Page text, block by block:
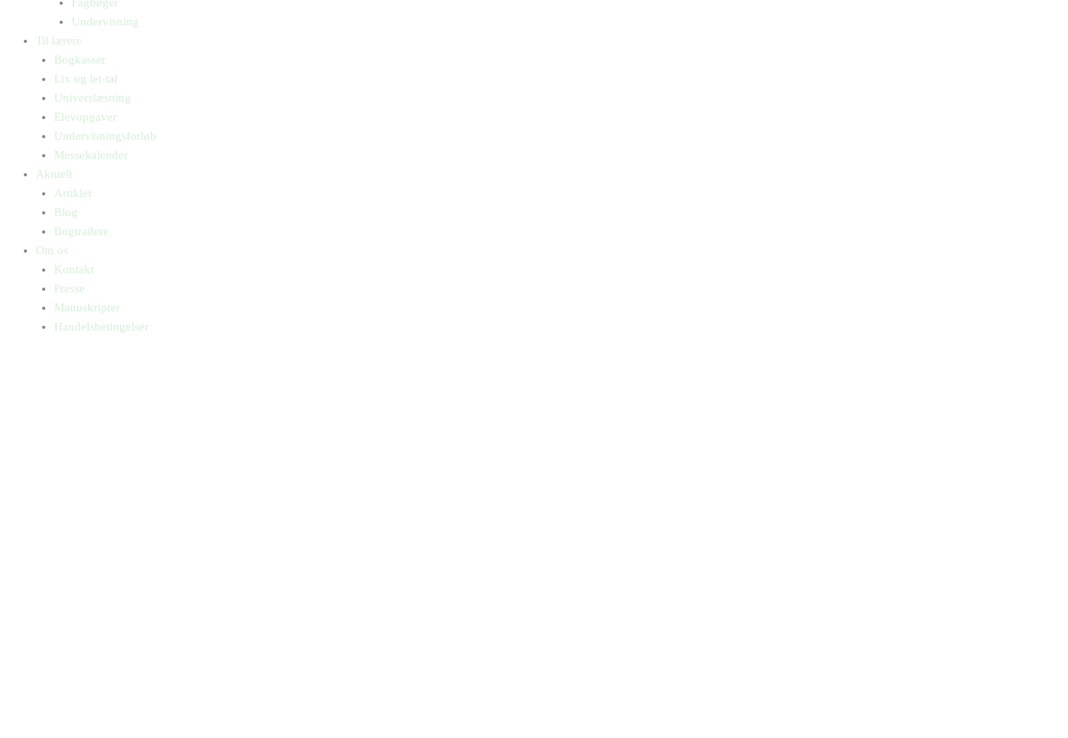
Undervisning
Til lærere
Bogkasser
Lix og let-tal
Universlæsning
Elevopgaver
Undervisningsforløb
Messekalender
Aktuelt
Artikler
Blog
Bogtrailere
Om os
Kontakt
Presse
Manuskripter
Handelsbetingelser